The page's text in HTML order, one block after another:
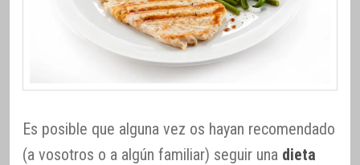
Es posible que alguna vez os hayan recomendado
(a vosotros o a algún familiar) seguir una dieta